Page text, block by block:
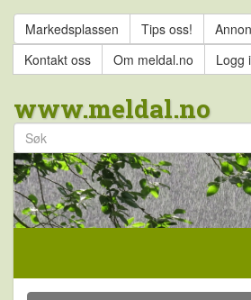
Markedsplassen Tips oss!
Kontakt oss
Om meldal.no Logg
www.meldal.no